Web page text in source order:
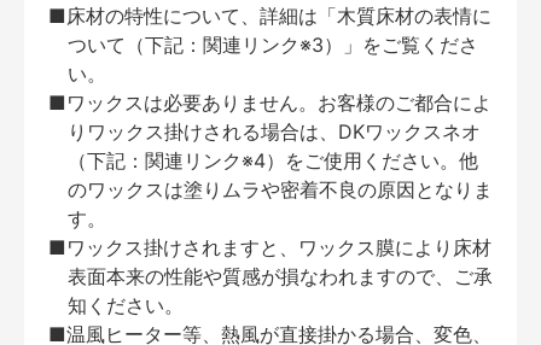
■床材の特性について、詳細は「木質床材の表情に
ついて（下記：関連リンク※3）」をご覧くださ
い。
■ワックスは必要ありません。お客様のご都合によ
りワックス掛けされる場合は、DKワックスネオ
（下記：関連リンク※4）をご使用ください。他
のワックスは塗りムラや密着不良の原因となりま
す。
■ワックス掛けされますと、ワックス膜により床材
表面本来の性能や質感が損なわれますので、ご承
知ください。
■温風ヒーター等、熱風が直接掛かる場合、変色、